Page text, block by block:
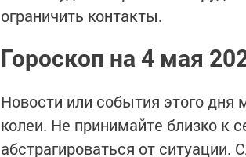
ограничить контакты.
Гороскоп на 4 мая
Новости или события этого дня
колеи. Не принимайте близко к
абстрагироваться от ситуации.